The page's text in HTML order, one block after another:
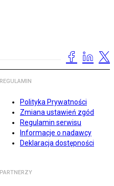
REGULAMIN
Polityka Prywatności
Zmiana ustawień zgód
Regulamin serwisu
Informacje o nadawcy
Deklaracja dostępności
PARTNERZY